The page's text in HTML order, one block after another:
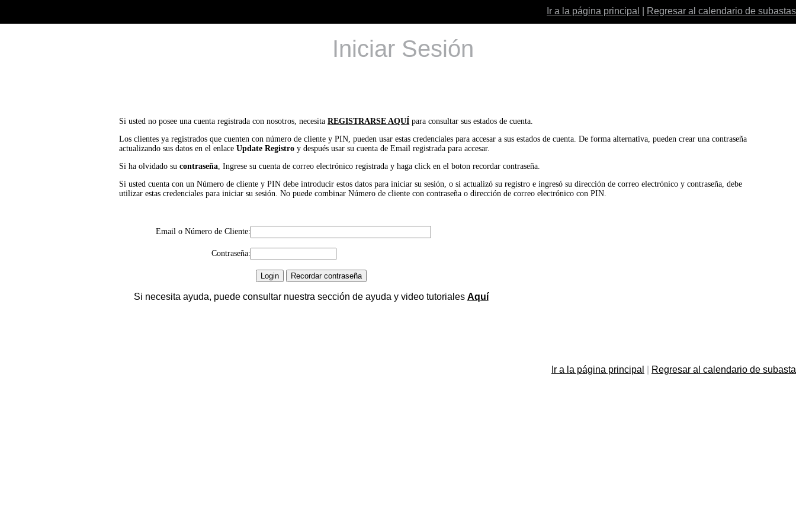
Ir a la página principal Regresar al calendario de subastas
Iniciar Sesión
Si usted no posee una cuenta registrada con nosotros, necesitaREGISTRARSE AQUÍ para consultar sus estados de cuenta.
Los clientes ya registrados que cuenten con número de cliente y PIN, pueden usar estas credenciales para accesar a sus estados de cuenta. De forma alternativa, pueden crear una contraseña
actualizando sus datos en el enlaceUpdate Registro y después usar su cuenta de Email registrada para accesar.
Si ha olvidado sucontraseña, Ingrese su cuenta de correo electrónico registrada y haga click en el boton recordar contraseña.
Si usted cuenta con un Número de cliente y PIN debe introducir estos datos para iniciar su sesión, o si actualizó su registro e ingresó su dirección de correo electrónico y contraseña, debe
utilizar estas credenciales para iniciar su sesión. No puede combinar Número de cliente con contraseña o dirección de correo electrónico con PIN.
Email o Número de Cliente:
Contraseña:
Si necesita ayuda, puede consultar nuestra sección de ayuda y video tutoriales Aquí
Ir a la página principal Regresar al calendario de